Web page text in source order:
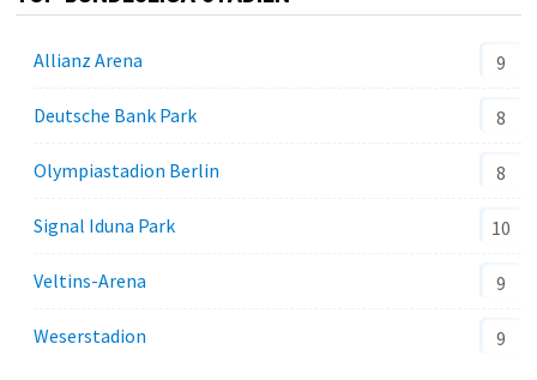
Allianz Arena 9
Deutsche Bank Park 8
Olympiastadion Berlin 8
Signal Iduna Park 10
Veltins-Arena 9
Weserstadion 9